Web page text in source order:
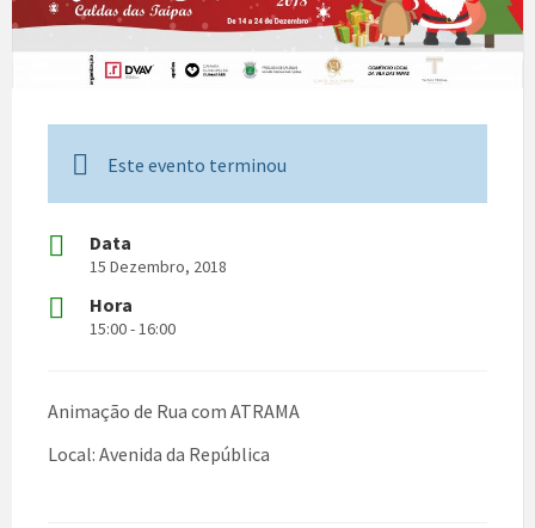
Este evento terminou
Data
15 Dezembro, 2018
Hora
15:00 - 16:00
Animação de Rua com ATRAMA
Local: Avenida da República